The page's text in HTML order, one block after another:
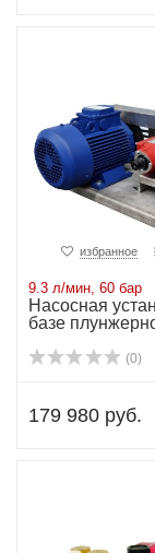
избранное
9.3 л/мин, 60 бар
Насосная
базе
(0)
179 980 руб.